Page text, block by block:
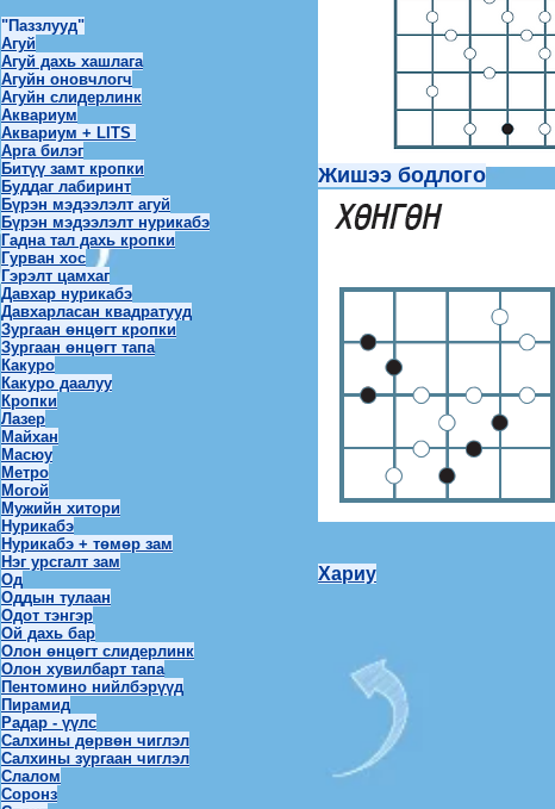
"Паззлууд"
Агуй
Агуй дахь хашлага
Агуйн оновчлогч
Агуйн слидерлинк
Аквариум
Аквариум + LITS
Арга билэг
Битүү замт кропки
Буддаг лабиринт
Бүрэн мэдээлэлт агуй
Бүрэн мэдээлэлт нурикабэ
Гадна тал дахь кропки
Гурван хос
Гэрэлт цамхаг
Давхар нурикабэ
Давхарласан квадратууд
Зургаан өнцөгт кропки
Зургаан өнцөгт тапа
Какуро
Какуро даалуу
Кропки
Лазер
Майхан
Масюу
Метро
Могой
Мужийн хитори
Нурикабэ
Нурикабэ + төмөр зам
Нэг урсгалт зам
Од
Оддын тулаан
Одот тэнгэр
Ой дахь бар
Олон өнцөгт слидерлинк
Олон хувилбарт тапа
Пентомино нийлбэрүүд
Пирамид
Радар - үүлс
Салхины дөрвөн чиглэл
Салхины зургаан чиглэл
Слалом
Соронз
Жишээ бодлого
Хариу